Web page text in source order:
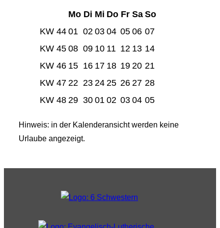
Mo Di Mi Do Fr SaSo
KW 4401 020304 0506 07
KW 4508 09 10 11 12 13 14
KW 46 15 16 17 18 1920 21
KW 4722 232425 2627 28
KW 4829 300102 0304 05
Hinweis: in der Kalenderansicht werden keine
Urlaube angezeigt.